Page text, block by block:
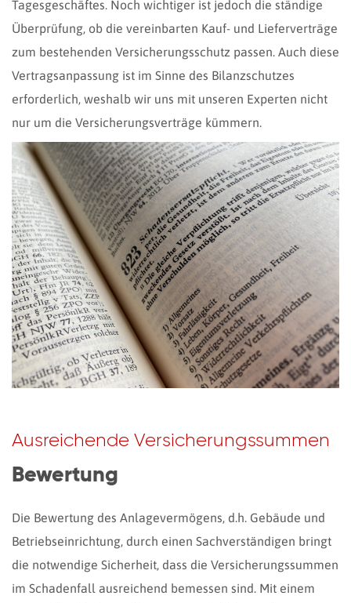
Tagesgeschäftes. Noch wichtiger ist jedoch die ständige
Überprüfung, ob die vereinbarten Kauf- und Lieferverträge
zum bestehenden Versicherungsschutz passen. Auch diese
Vertragsanpassung ist im Sinne des Bilanzschutzes
erforderlich, weshalb wir uns mit unseren Experten nicht
nur um die Versicherungsverträge kümmern.
Ausreichende Versicherungssummen
Bewertung
Die Bewertung des Anlagevermögens, d.h. Gebäude und
Betriebseinrichtung, durch einen Sachverständigen bringt
die notwendige Sicherheit, dass die Versicherungssummen
im Schadenfall ausreichend bemessen sind. Mit einem